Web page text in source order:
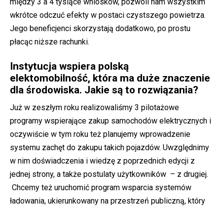
wkrótce odczuć efekty w postaci czystszego powietrza.
Jego beneficjenci skorzystają dodatkowo, po prostu
płacąc niższe rachunki.
Instytucja wspiera polską
elektomobilność, która ma duże znaczenie
dla środowiska. Jakie są to rozwiązania?
Już w zeszłym roku realizowaliśmy 3 pilotażowe
programy wspierające zakup samochodów elektrycznych i
oczywiście w tym roku też planujemy wprowadzenie
systemu zachęt do zakupu takich pojazdów. Uwzględnimy
w nim doświadczenia i wiedzę z poprzednich edycji z
jednej strony, a także postulaty użytkowników – z drugiej.
Chcemy też uruchomić program wsparcia systemów
ładowania, ukierunkowany na przestrzeń publiczną, który